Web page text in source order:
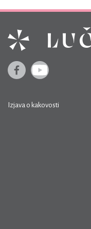
Izjava o kakovosti